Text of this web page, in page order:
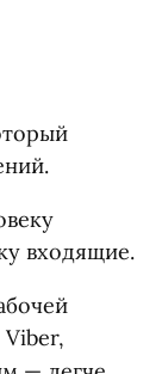
входящие.
Viber,